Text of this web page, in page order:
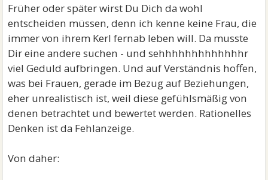
Früher oder später wirst Du Dich da wohl
entscheiden müssen, denn ich kenne keine Frau, die
immer von ihrem Kerl fernab leben will. Da musste
Dir eine andere suchen - und sehhhhhhhhhhhhhr
viel Geduld aufbringen. Und auf Verständnis hoffen,
was bei Frauen, gerade im Bezug auf Beziehungen,
eher unrealistisch ist, weil diese gefühlsmäßig von
denen betrachtet und bewertet werden. Rationelles
Denken ist da Fehlanzeige.
Von daher: